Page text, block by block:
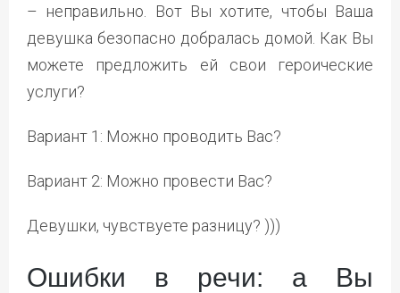
– неправильно. Вот Вы хотите, чтобы Ваша
девушка безопасно добралась домой. Как Вы
можете предложить ей свои героические
услуги?
Вариант 1: Можно проводить Вас?
Вариант 2: Можно провести Вас?
Девушки, чувствуете разницу? )))
Ошибки в речи: а Вы